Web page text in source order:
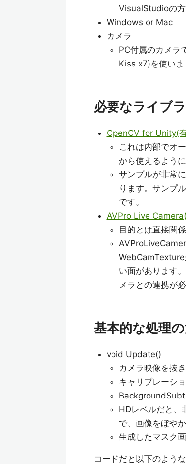
VisualStudioの方
Windows or Mac
カメラ
PC付属のカメラ
Kiss x7)を使いま
必要なライブ
OpenCV for Unity(
これは内部でオ
から使えるよう
サンプルが非常
ります。サンプ
です。
AVPro Live
目的とは直接関
WebCamTexture
い面があります
メラとの連携が
基本的な処理
void Update()
カメラ映像を抜
キャリブレーシ
HDレベルだと、
で、画像をぼや
生成したマスク
コードだと以下のよう